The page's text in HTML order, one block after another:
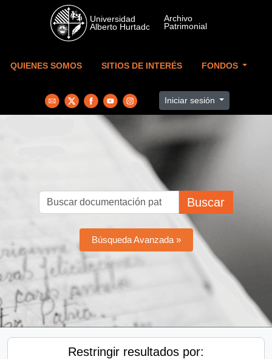
Skip to main content
QUIENES SOMOS SITIOS DE INTERÉS FONDOS
Iniciar sesión
Buscar
Búsqueda Avanzada »
Restringir resultados por: